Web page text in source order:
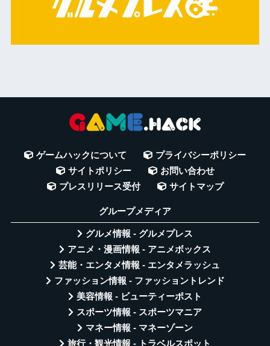
ゲームハックについて
プライバシーポリシー
サイトポリシー
お問い合わせ
プレスリリース受付
サイトマップ
グループメディア
グルメ情報 - グルメプレス
アニメ・漫画情報 - アニメボックス
芸能・エンタメ情報 - エンタメラッシュ
ファッション情報 - ファッショントレンド
美容情報 - ビューティーポスト
スポーツ情報 - スポーツマニア
マネー情報 - マネーゾーン
旅行・観光情報 - トラベルスポット